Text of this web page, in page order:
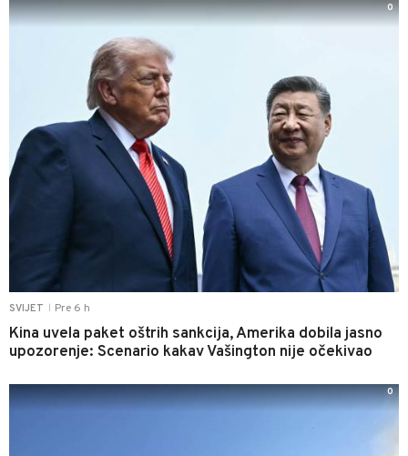
SVIJET Pre 6 h
Kina uvela paket oštrih sankcija, Amerika dobila jasno
upozorenje: Scenario kakav Vašington nije očekivao
0
0